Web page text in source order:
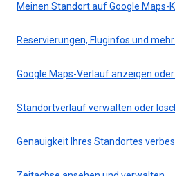
Meinen Standort auf Google Maps-
Reservierungen, Fluginfos und
Google Maps-Verlauf anzeigen
Standortverlauf verwalten oder
Genauigkeit Ihres Standortes